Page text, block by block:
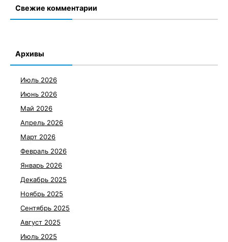
Свежие комментарии
Архивы
Июль 2026
Июнь 2026
Май 2026
Апрель 2026
Март 2026
Февраль 2026
Январь 2026
Декабрь 2025
Ноябрь 2025
Сентябрь 2025
Август 2025
Июль 2025